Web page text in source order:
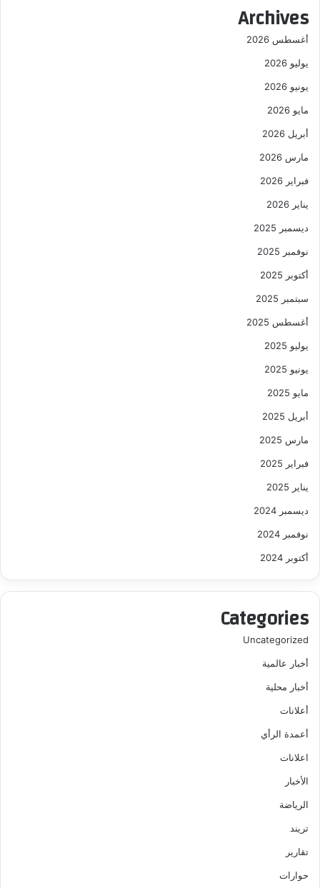
Archives
أغسطس 2026
يوليو 2026
يونيو 2026
مايو 2026
أبريل 2026
مارس 2026
فبراير 2026
يناير 2026
ديسمبر 2025
نوفمبر 2025
أكتوبر 2025
سبتمبر 2025
أغسطس 2025
يوليو 2025
يونيو 2025
مايو 2025
أبريل 2025
مارس 2025
فبراير 2025
يناير 2025
ديسمبر 2024
نوفمبر 2024
أكتوبر 2024
Categories
Uncategorized
أخبار عالمية
أخبار محلية
أعلانات
أعمدة الرأي
اعلانات
الأخبار
الرياضة
تريند
تقارير
حوارات